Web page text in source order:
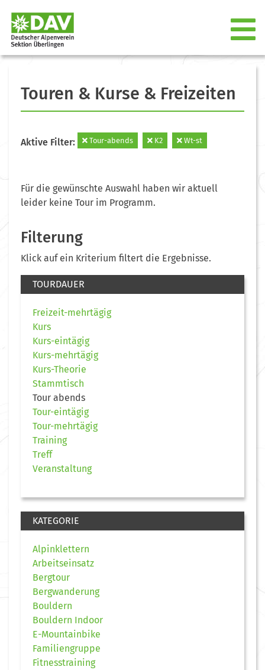
Touren & Kurse & Freizeiten
Aktive Filter: Tour-abends K2 Wt-st
Für die gewünschte Auswahl haben wir aktuell
leider keine Tour im Programm.
Filterung
Klick auf ein Kriterium filtert die Ergebnisse.
TOURDAUER
Freizeit-mehrtägig
Kurs
Kurs-eintägig
Kurs-mehrtägig
Kurs-Theorie
Stammtisch
Tour abends
Tour-eintägig
Tour-mehrtägig
Training
Treff
Veranstaltung
KATEGORIE
Alpinklettern
Arbeitseinsatz
Bergtour
Bergwanderung
Bouldern
Bouldern Indoor
E-Mountainbike
Familiengruppe
Fitnesstraining